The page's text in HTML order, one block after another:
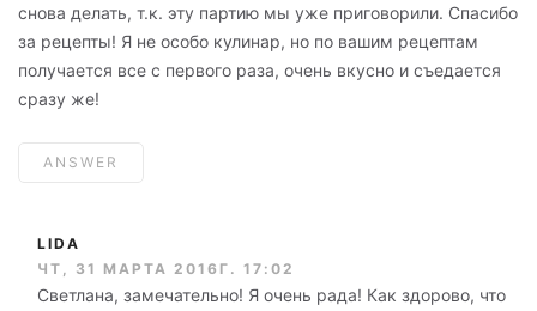
снова делать, т.к. эту партию мы уже приговорили. Спасибо
за рецепты! Я не особо кулинар, но по вашим рецептам
получается все с первого раза, очень вкусно и съедается
сразу же!
ANSWER
LIDA
ЧТ, 31 МАРТА 2016Г. 17:02
Светлана, замечательно! Я очень рада! Как здорово, что